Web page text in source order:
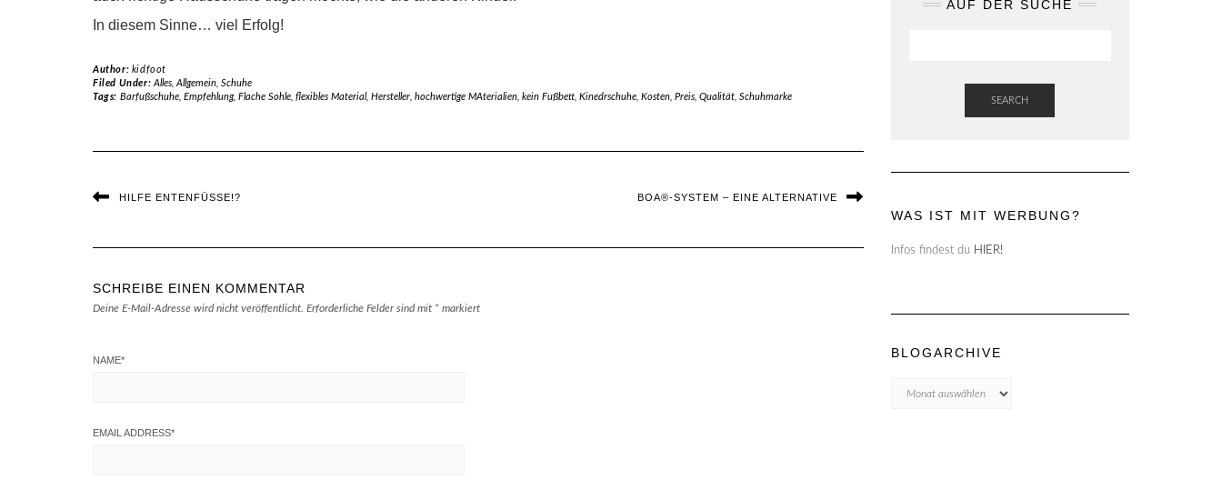
In diesem Sinne… viel Erfolg!
Author: kidfoot
Filed Under: Alles, Allgemein, Schuhe
Tags: Barfußschuhe, Empfehlung, Flache Sohle, flexibles Material, Hersteller, hochwertige MAterialien, kein Fußbett, Kinedrschuhe, Kosten, Preis, Qualität, Schuhmarke
HILFE ENTENFÜSSE!? BOA®-SYSTEM – EINE ALTERNATIVE
SCHREIBE EINEN KOMMENTAR
Deine E-Mail-Adresse wird nicht veröffentlicht. Erforderliche Felder sind mit * markiert
NAME*
EMAIL ADDRESS*
AUF DER SUCHE
SEARCH
WAS IST MIT WERBUNG?
Infos findest du HIER!
BLOGARCHIVE